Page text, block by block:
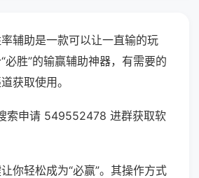
辅助是一款可以让一直输的玩
必胜”的输赢辅助神器，有需要的
获取使用。
索申请 549552478 进群获取软
你轻松成为“必赢”。其操作方式